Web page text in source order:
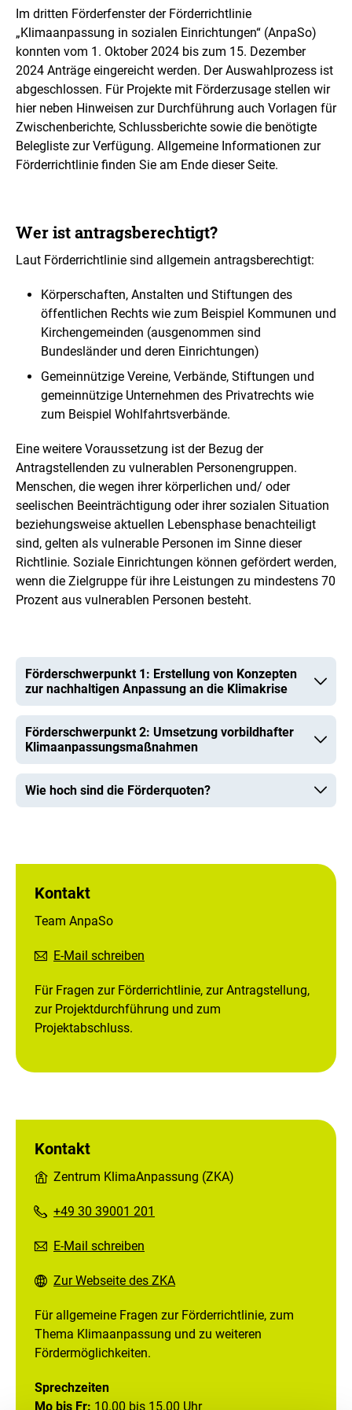
Im dritten Förderfenster der Förderrichtlinie
„Klimaanpassung in sozialen Einrichtungen“ (AnpaSo)
konnten vom 1. Oktober 2024 bis zum 15. Dezember
2024 Anträge eingereicht werden. Der Auswahlprozess ist
abgeschlossen. Für Projekte mit Förderzusage stellen wir
hier neben Hinweisen zur Durchführung auch Vorlagen für
Zwischenberichte, Schlussberichte sowie die benötigte
Belegliste zur Verfügung. Allgemeine Informationen zur
Förderrichtlinie finden Sie am Ende dieser Seite.
Wer ist antragsberechtigt?
Laut Förderrichtlinie sind allgemein antragsberechtigt:
Körperschaften, Anstalten und Stiftungen des
öffentlichen Rechts wie zum Beispiel Kommunen und
Kirchengemeinden (ausgenommen sind
Bundesländer und deren Einrichtungen)
Gemeinnützige Vereine, Verbände, Stiftungen und
gemeinnützige Unternehmen des Privatrechts wie
zum Beispiel Wohlfahrtsverbände.
Eine weitere Voraussetzung ist der Bezug der
Antragstellenden zu vulnerablen Personengruppen.
Menschen, die wegen ihrer körperlichen und/ oder
seelischen Beeinträchtigung oder ihrer sozialen Situation
beziehungsweise aktuellen Lebensphase benachteiligt
sind, gelten als vulnerable Personen im Sinne dieser
Richtlinie. Soziale Einrichtungen können gefördert werden,
wenn die Zielgruppe für ihre Leistungen zu mindestens 70
Prozent aus vulnerablen Personen besteht.
Förderschwerpunkt 1: Erstellung von Konzepten
zur nachhaltigen Anpassung an die Klimakrise
Förderschwerpunkt 2: Umsetzung vorbildhafter
Klimaanpassungsmaßnahmen
Wie hoch sind die Förderquoten?
Kontakt
Team AnpaSo
E-Mail schreiben
Für Fragen zur Förderrichtlinie, zur Antragstellung,
zur Projektdurchführung und zum
Projektabschluss.
Kontakt
Zentrum KlimaAnpassung (ZKA)
+49 30 39001 201
E-Mail schreiben
Zur Webseite des ZKA
Für allgemeine Fragen zur Förderrichtlinie, zum
Thema Klimaanpassung und zu weiteren
Fördermöglichkeiten.
Sprechzeiten
Mo bis Fr: 10.00 bis 15.00 Uhr